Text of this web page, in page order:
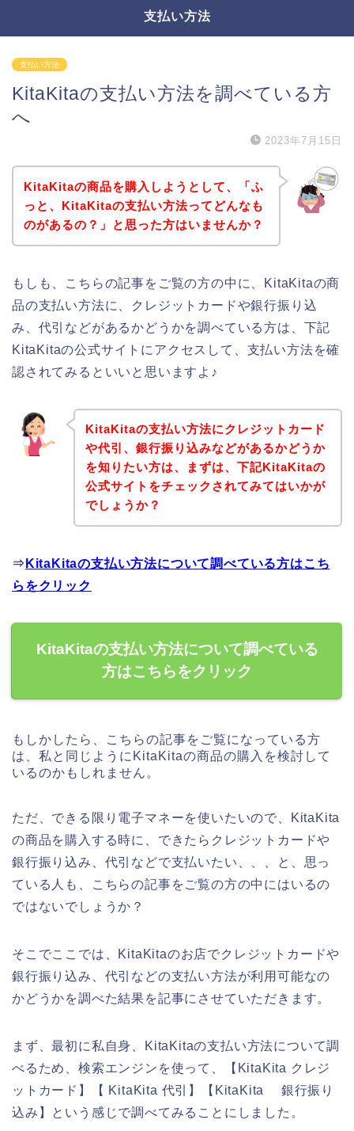
支払い方法
支払い方法
KitaKitaの支払い方法を調べている方
へ
2023年7月15日
KitaKitaの商品を購入しようとして、「ふ
っと、KitaKitaの支払い方法ってどんなも
のがあるの？」と思った方はいませんか？
もしも、こちらの記事をご覧の方の中に、KitaKitaの商
品の支払い方法に、クレジットカードや銀行振り込
み、代引などがあるかどうかを調べている方は、下記
KitaKitaの公式サイトにアクセスして、支払い方法を確
認されてみるといいと思いますよ♪
KitaKitaの支払い方法にクレジットカード
や代引、銀行振り込みなどがあるかどうか
を知りたい方は、まずは、下記KitaKitaの
公式サイトをチェックされてみてはいかが
でしょうか？
⇒ KitaKitaの支払い方法について調べている方はこち
らをクリック
KitaKitaの支払い方法について調べている
方はこちらをクリック
もしかしたら、こちらの記事をご覧になっている方
は、私と同じようにKitaKitaの商品の購入を検討して
いるのかもしれません。
ただ、できる限り電子マネーを使いたいので、KitaKita
の商品を購入する時に、できたらクレジットカードや
銀行振り込み、代引などで支払いたい、、、と、思っ
ている人も、こちらの記事をご覧の方の中にはいるの
ではないでしょうか？
そこでここでは、KitaKitaのお店でクレジットカードや
銀行振り込み、代引などの支払い方法が利用可能なの
かどうかを調べた結果を記事にさせていただきます。
まず、最初に私自身、KitaKitaの支払い方法について調
べるため、検索エンジンを使って、【KitaKita クレジ
ットカード】【 KitaKita 代引】【KitaKita 銀行振り
込み】という感じで調べてみることにしました。